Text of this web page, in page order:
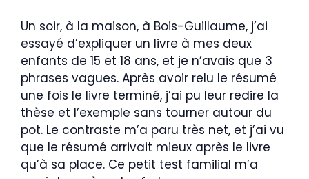
Un soir, à la maison, à Bois-Guillaume, j’ai
essayé d’expliquer un livre à mes deux
enfants de 15 et 18 ans, et je n’avais que 3
phrases vagues. Après avoir relu le résumé
une fois le livre terminé, j’ai pu leur redire la
thèse et l’exemple sans tourner autour du
pot. Le contraste m’a paru très net, et j’ai vu
que le résumé arrivait mieux après le livre
qu’à sa place. Ce petit test familial m’a